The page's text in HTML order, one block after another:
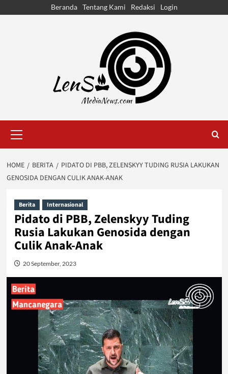
Beranda Tentang Kami Redaksi Login
Menu
HOME BERITA
PIDATO DI PBB, ZELENSKYY TUDING RUSIA LAKUKAN
GENOSIDA DENGAN CULIK ANAK-ANAK
Berita Internasional
Pidato di PBB, Zelenskyy Tuding
Rusia Lakukan Genosida dengan
Culik Anak-Anak
20 September, 2023